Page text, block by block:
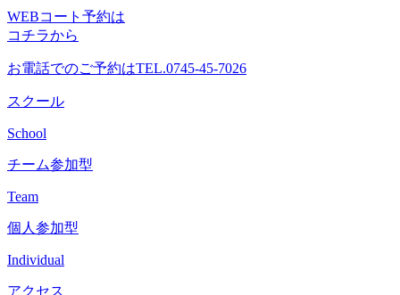
キ
ッ
WEBコート予約は
コチラから
お電話でのご予約はTEL.0745-45-7026
スクール
School
チーム参加型
Team
個人参加型
Individual
アクセス